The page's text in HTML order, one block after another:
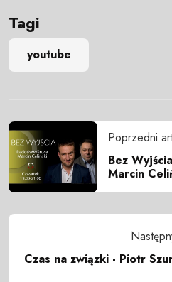
Tagi
youtube
Poprzedni
Bez
Marcin
Czas na związki - Piotr